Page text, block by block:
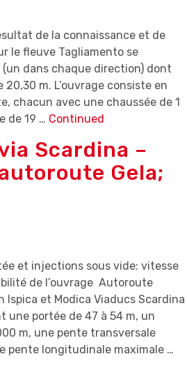
de la connaissance et de
le fleuve Tagliamento se
dans chaque direction) dont
m. L’ouvrage consiste en
chacun avec une chaussée de 1
de 19 … Continued
Scardina –
Gela;
et injections sous vide: vitesse
de l’ouvrage Autoroute
Ispica et Modica Viaducs Scardina
une portée de 47 à 54 m, un
m, une pente transversale
pente longitudinale maximale …